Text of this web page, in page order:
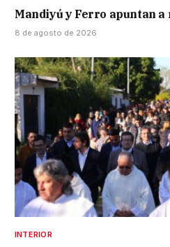
Mandiyú y Ferro apuntan
8 de agosto de 2026
INTERIOR